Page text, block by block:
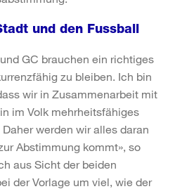
und den Fussball
GC brauchen ein richtiges
zu bleiben. Ich bin
wir in Zusammenarbeit mit
im Volk mehrheitsfähiges
werden wir alles daran
Abstimmung kommt», so
aus Sicht der beiden
der Vorlage um viel, wie der